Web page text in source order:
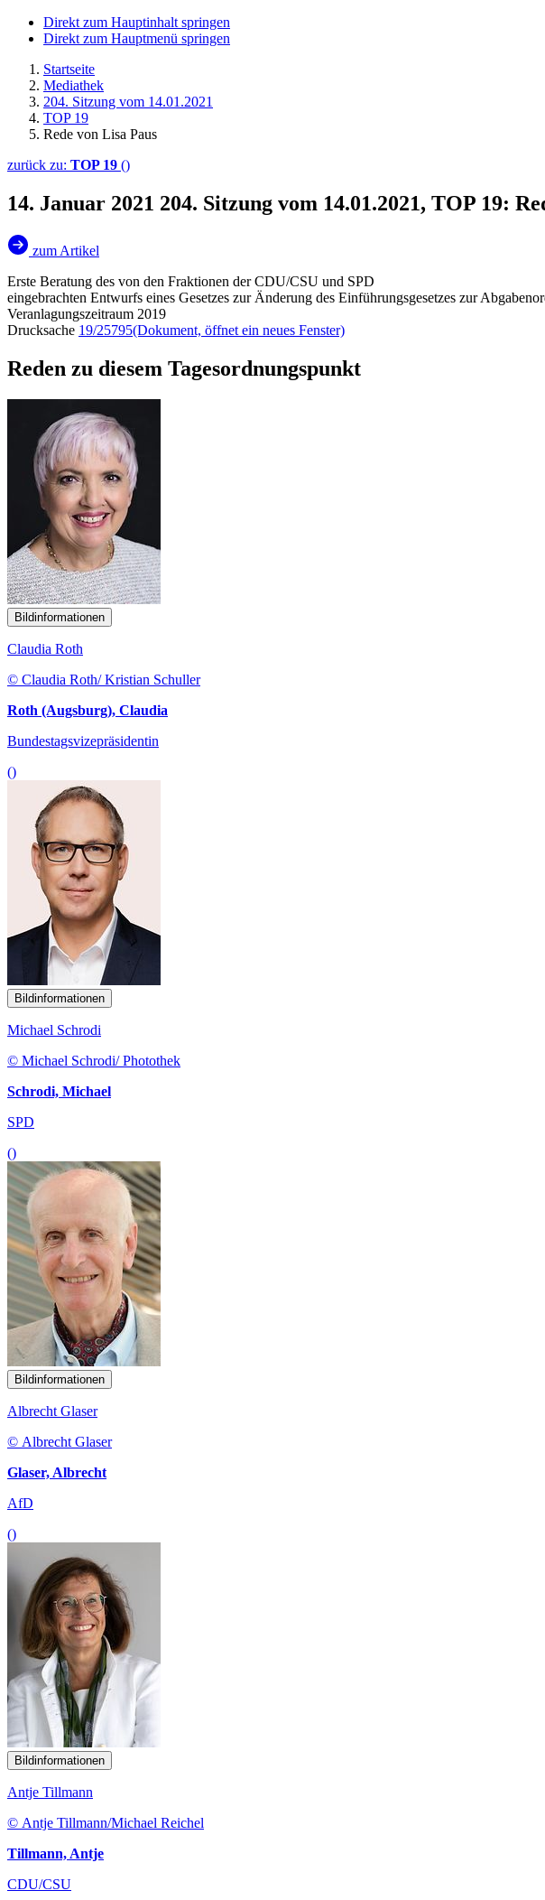
Direkt zum Hauptinhalt springen
Direkt zum Hauptmenü springen
Startseite
Mediathek
204. Sitzung vom 14.01.2021
TOP 19
Rede von Lisa Paus
zurück zu: TOP 19 ()
14. Januar 2021 204. Sitzung vom 14.01.2021, TOP 19:
zum Artikel
Erste Beratung des von den Fraktionen der CDU/CSU und SPD
eingebrachten Entwurfs eines Gesetzes zur Änderung des Einführungsgesetzes zur
Veranlagungszeitraum 2019
Drucksache 19/25795(Dokument, öffnet ein neues Fenster)
Reden zu diesem Tagesordnungspunkt
Bildinformationen
Claudia Roth
© Claudia Roth/ Kristian Schuller
Roth (Augsburg), Claudia
Bundestagsvizepräsidentin
()
Bildinformationen
Michael Schrodi
© Michael Schrodi/ Photothek
Schrodi, Michael
SPD
()
Bildinformationen
Albrecht Glaser
© Albrecht Glaser
Glaser, Albrecht
AfD
()
Bildinformationen
Antje Tillmann
© Antje Tillmann/Michael Reichel
Tillmann, Antje
CDU/CSU